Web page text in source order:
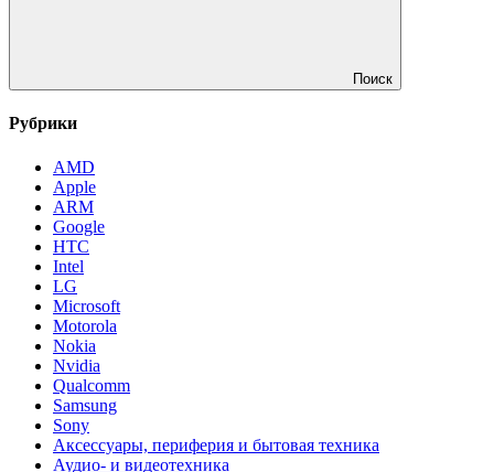
Поиск
Рубрики
AMD
Apple
ARM
Google
HTC
Intel
LG
Microsoft
Motorola
Nokia
Nvidia
Qualcomm
Samsung
Sony
Аксессуары, периферия и бытовая техника
Аудио- и видеотехника